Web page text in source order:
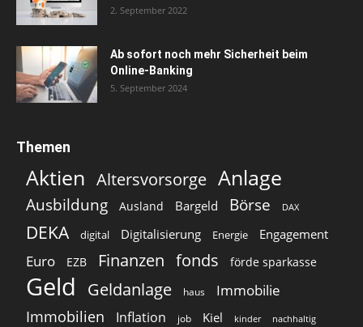
2. September 2022
Ab sofort noch mehr Sicherheit beim
Online-Banking
5. September 2024
Themen
Aktien Altersvorsorge Anlage
Ausbildung Ausland Bargeld Börse DAX
DEKA digital Digitalisierung Energie Engagement
Euro EZB Finanzen fonds förde sparkasse
Geld Geldanlage haus Immobilie
Immobilien Inflation job Kiel kinder nachhaltig